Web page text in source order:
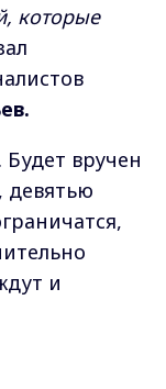
которые
вручен
девятью
и